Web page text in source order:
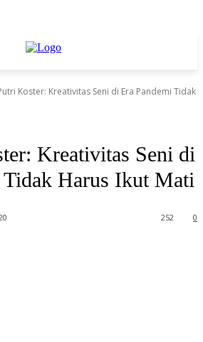
Koster: Kreativitas Seni di Era Pandemi Tidak
Kreativitas Seni di
Tidak Harus Ikut Mati
0
252